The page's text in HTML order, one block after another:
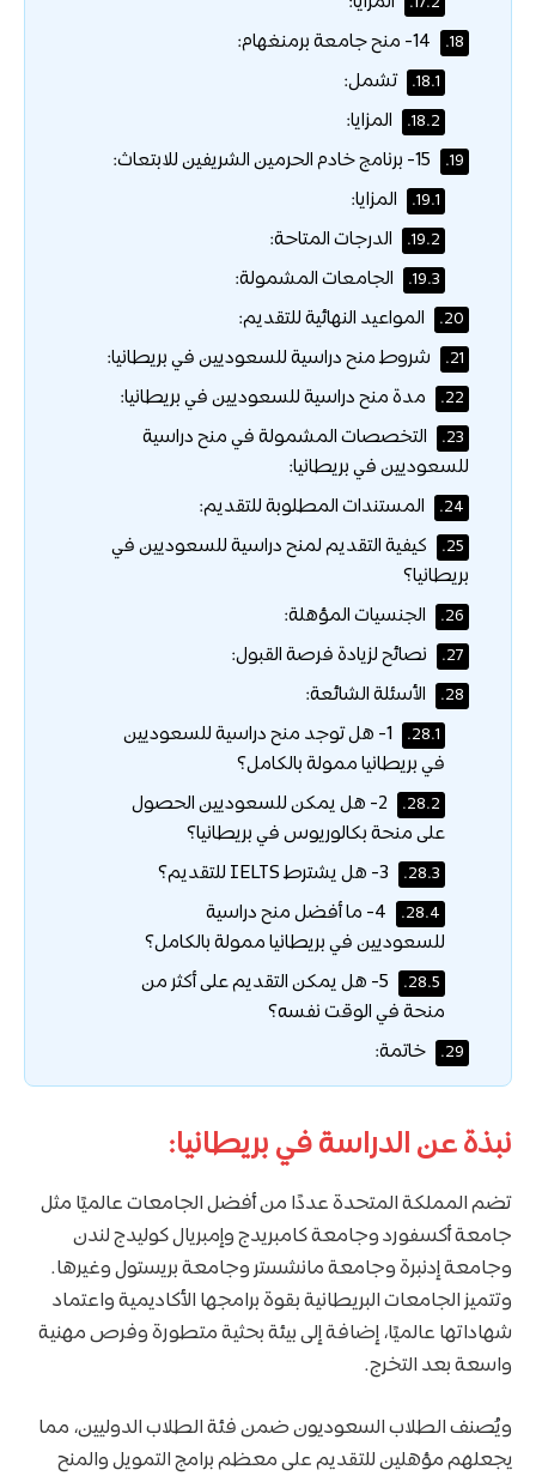
18.
18.1. تشمل:
18.2. المزايا:
19.
19.1. المزايا:
19.2. الدرجات المتاحة:
19.3. الجامعات المشمولة:
20. المواعيد النهائية للتقديم:
21. شروط منح دراسية للسعوديين في بريطانيا:
22. مدة منح دراسية للسعوديين في بريطانيا:
23.
التخصصات المشمولة في منح دراسية
للسعوديين في بريطانيا:
24. المستندات المطلوبة للتقديم:
25.
كيفية التقديم لمنح دراسية للسعوديين في
بريطانيا؟
26. الجنسيات المؤهلة:
27. نصائح لزيادة فرصة القبول:
28. الأسئلة الشائعة:
28.1.
1- هل توجد منح دراسية للسعوديين
في بريطانيا ممولة بالكامل؟
28.2.
2- هل يمكن للسعوديين الحصول
على منحة بكالوريوس في بريطانيا؟
28.3.
28.4.
4- ما أفضل منح دراسية
للسعوديين في بريطانيا ممولة بالكامل؟
28.5.
5- هل يمكن التقديم على أكثر من
منحة في الوقت نفسه؟
29. خاتمة:
نبذة عن الدراسة في بريطانيا:
تضم المملكة المتحدة عددًا من أفضل الجامعات عالميًا مثل
جامعة أكسفورد وجامعة كامبريدج وإمبريال كوليدج لندن
وجامعة إدنبرة وجامعة مانشستر وجامعة بريستول وغيرها.
وتتميز الجامعات البريطانية بقوة برامجها الأكاديمية واعتماد
شهاداتها عالميًا، إضافة إلى بيئة بحثية متطورة وفرص مهنية
واسعة بعد التخرج.
ويُصنف الطلاب السعوديون ضمن فئة الطلاب الدوليين، مما
يجعلهم مؤهلين للتقديم على معظم برامج التمويل والمنح